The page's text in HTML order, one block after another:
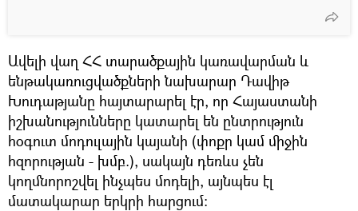
Ավելի վաղ ՀՀ տարածքային կառավարման և
ենթակառուցվածքների նախարար Դավիթ
Խուդաթյանը հայտարարել էր, որ Հայաստանի
իշխանությունները կատարել են ընտրություն
հօգուտ մոդուլային կայանի (փոքր կամ միջին
հզորության - խմբ.), սակայն դեռևս չեն
կողմնորոշվել ինչպես մոդելի, այնպես էլ
մատակարար երկրի հարցում: